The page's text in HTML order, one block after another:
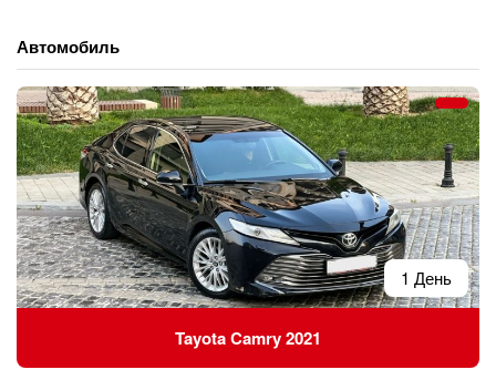
Автомобиль
1 День
Tayota Camry 2021